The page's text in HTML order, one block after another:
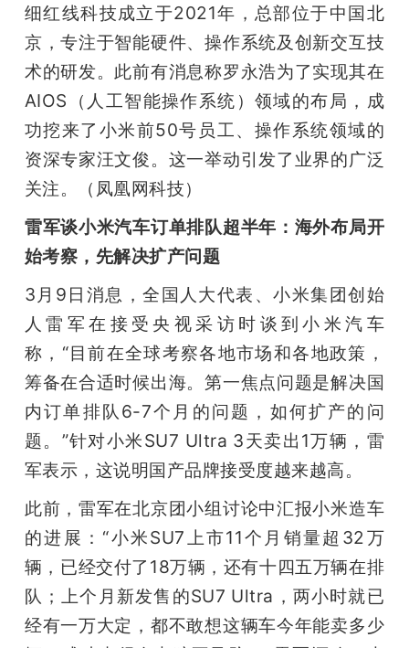
细红线科技成立于2021年，总部位于中国北
京，专注于智能硬件、操作系统及创新交互技
术的研发。此前有消息称罗永浩为了实现其在
AIOS（人工智能操作系统）领域的布局，成
功挖来了小米前50号员工、操作系统领域的
资深专家汪文俊。这一举动引发了业界的广泛
关注。（凤凰网科技）
雷军谈小米汽车订单排队超半年：海外布局开
始考察，先解决扩产问题
3月9日消息，全国人大代表、小米集团创始
人雷军在接受央视采访时谈到小米汽车
称，“目前在全球考察各地市场和各地政策，
筹备在合适时候出海。第一焦点问题是解决国
内订单排队6-7个月的问题，如何扩产的问
题。”针对小米SU7 Ultra 3天卖出1万辆，雷
军表示，这说明国产品牌接受度越来越高。
此前，雷军在北京团小组讨论中汇报小米造车
的进展：“小米SU7上市11个月销量超32万
辆，已经交付了18万辆，还有十四五万辆在排
队；上个月新发售的SU7 Ultra，两小时就已
经有一万大定，都不敢想这辆车今年能卖多少